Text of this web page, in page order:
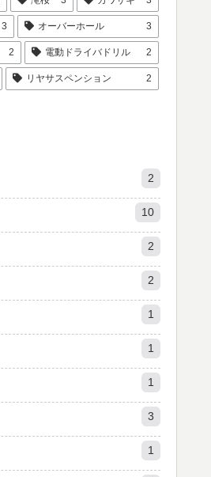
3 オーバーホール 3
2 電動ドライバドリル 2
リヤサスペンション 2
2
10
2
2
1
1
1
3
1